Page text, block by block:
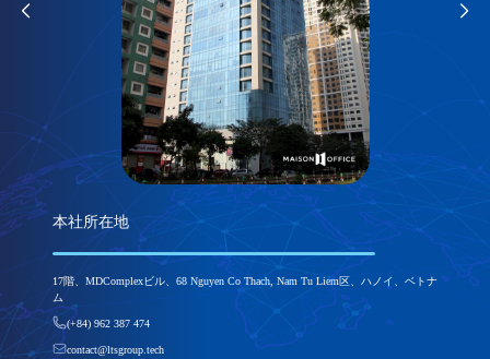
本社所在地
17階、MDComplexビル、68 Nguyen Co Thach, Nam Tu Liem区、ハノイ、ベトナ
ム
(+84) 962 387 474
contact@ltsgroup.tech